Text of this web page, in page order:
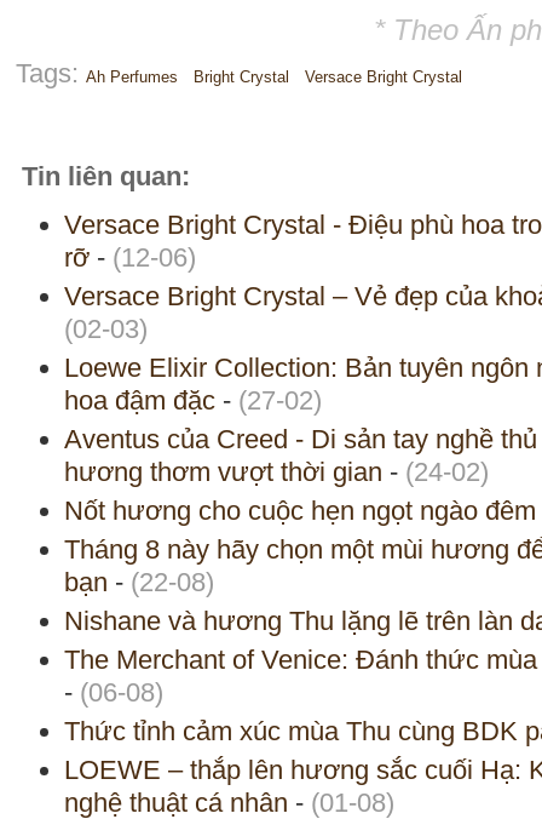
* Theo Ấn
Tags: Ah Perfumes Bright Crystal Versace Bright Crystal
Tin liên quan:
Versace Bright Crystal - Điệu phù hoa
rỡ - (12-06)
Versace Bright Crystal – Vẻ đẹp của
(02-03)
Loewe Elixir Collection: Bản tuyên
hoa đậm đặc - (27-02)
Aventus của Creed - Di sản tay nghề
hương thơm vượt thời gian - (24-02)
Nốt hương cho cuộc hẹn ngọt ngào đêm
Tháng 8 này hãy chọn một mùi hương
bạn - (22-08)
Nishane và hương Thu lặng lẽ trên làn
The Merchant of Venice: Đánh thức
- (06-08)
Thức tỉnh cảm xúc mùa Thu cùng BDK
LOEWE – thắp lên hương sắc cuối Hạ:
nghệ thuật cá nhân - (01-08)